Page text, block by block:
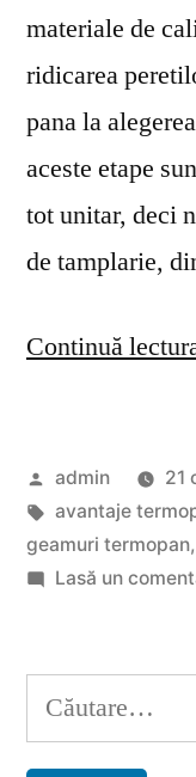
materiale de
ridicarea
pana la
aceste etape
tot unitar, deci
de tamplarie,
Continuă
Publicat
de
admin 21
Etichete:
avantaje
geamuri termopan,
Lasă un
Caută
după: